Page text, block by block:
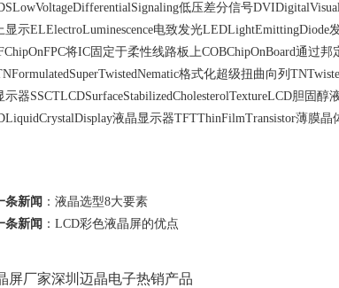
低压差分信号
显示ELElectroLuminescence电致发光LEDLightEmittingDiode
将IC固定于柔性线路板上COBChipOnBoard通过
格式化超级扭曲向列
示器SSCTLCDSurfaceStabilizedCholesterolTextureLCD胆固醇
液晶显示器TFTThinFilmTransistor薄膜
条新闻 ： 液晶选型8大要素
条新闻 ： LCD彩色液晶屏的优点
屏厂家深圳迈晶电子热销产品